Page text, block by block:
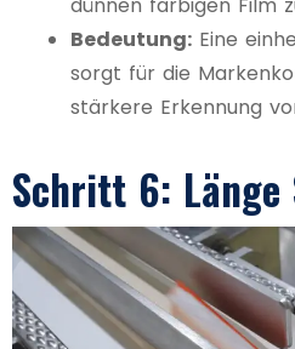
dünnen farbigen Film
Bedeutung: Eine
sorgt für die
stärkere Erkennung
Schritt 6: Länge